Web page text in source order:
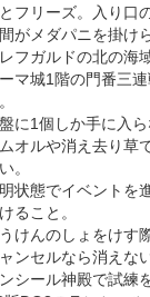
フリーズ。入り口
がメダパニを掛け
フガルドの北の海
マ城1階の門番三
に1個しか手に入
オルや消え去り草
。
状態でイベントを
ること。
けんのしょをけす
ンセルなら消えない
シール神殿で試練